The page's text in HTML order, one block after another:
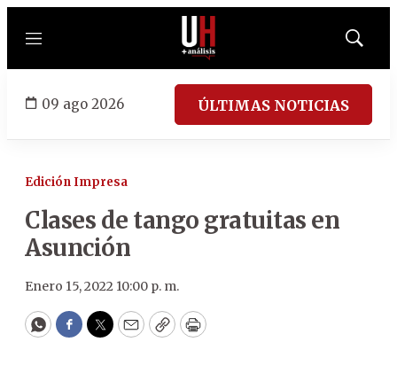
Menú
Mostrar
09 ago 2026 ÚLTIMAS NOTICIAS
Edición Impresa
Clases de tango gratuitas en
Asunción
Enero 15, 2022 10:00 p. m.
WhatsApp
Facebook
Twitter
EmailCopyPrint